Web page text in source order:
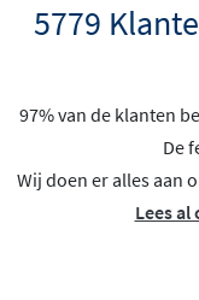
5779
97% van de klanten
De
Wij doen er alles aan
Lees al